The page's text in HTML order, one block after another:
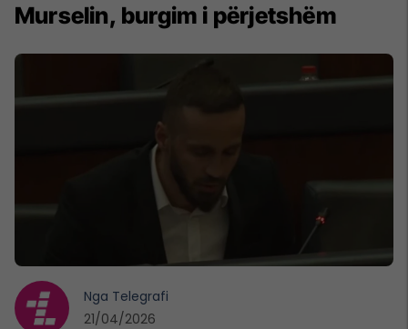
Murselin, burgim i përjetshëm
Nga Telegrafi
21/04/2026